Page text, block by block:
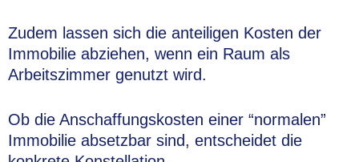
Zudem lassen sich die anteiligen Kosten der
Immobilie abziehen, wenn ein Raum als
Arbeitszimmer genutzt wird.
Ob die Anschaffungskosten einer “normalen”
Immobilie absetzbar sind, entscheidet die